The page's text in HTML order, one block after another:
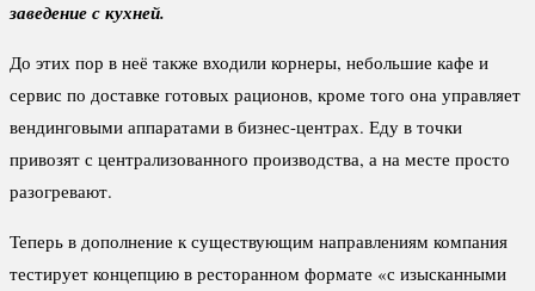
заведение с кухней.
До этих пор в неё также входили корнеры, небольшие кафе и
сервис по доставке готовых рационов, кроме того она управляет
вендинговыми аппаратами в бизнес-центрах. Еду в точки
привозят с централизованного производства, а на месте просто
разогревают.
Теперь в дополнение к существующим направлениям компания
тестирует концепцию в ресторанном формате «с изысканными